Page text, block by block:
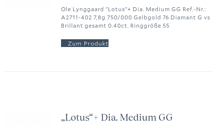
Ole Lynggaard "Lotus"+ Dia. Medium GG Ref.-Nr.:
A2711-402 7,8g 750/000 Gelbgold 76 Diamant G vs
Brillant gesamt 0.40ct. Ringgröße 55
„Lotus“+ Dia. Medium GG